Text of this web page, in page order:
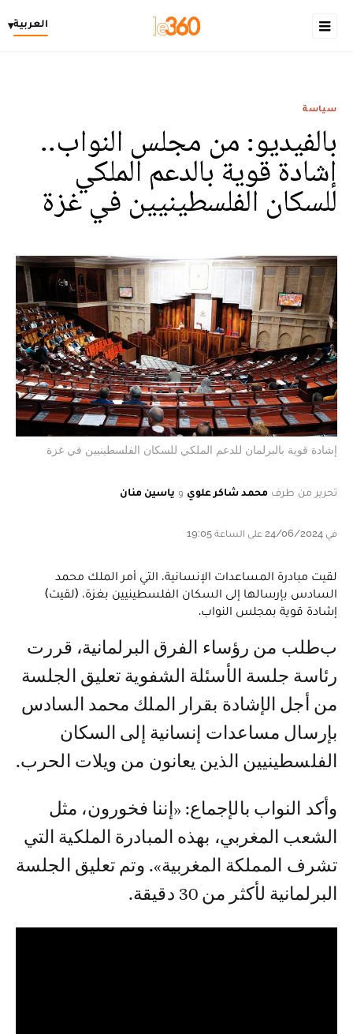
العربية▾
سياسة
بالفيديو: من مجلس النواب..
إشادة قوية بالدعم الملكي
للسكان الفلسطينيين في غزة
إشادة قوية بالبرلمان للدعم الملكي للسكان الفلسطينيين في غزة
تحرير من طرف محمد شاكر علوي و ياسين منان
في 24/06/2024 على الساعة 19:05
لقيت مبادرة المساعدات الإنسانية، التي أمر الملك محمد
السادس بإرسالها إلى السكان الفلسطينيين بغزة، (لقيت)
إشادة قوية بمجلس النواب.
بطلب من رؤساء الفرق البرلمانية، قررت
رئاسة جلسة الأسئلة الشفوية تعليق الجلسة
من أجل الإشادة بقرار الملك محمد السادس
بإرسال مساعدات إنسانية إلى السكان
الفلسطينيين الذين يعانون من ويلات الحرب.
وأكد النواب بالإجماع: «إننا فخورون، مثل
الشعب المغربي، بهذه المبادرة الملكية التي
تشرف المملكة المغربية». وتم تعليق الجلسة
البرلمانية لأكثر من 30 دقيقة.